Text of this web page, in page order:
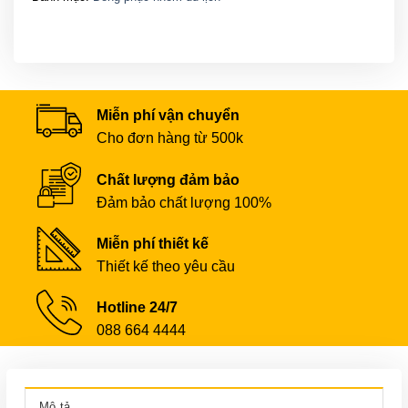
Miễn phí vận chuyển
Cho đơn hàng từ 500k
Chất lượng đảm bảo
Đảm bảo chất lượng 100%
Miễn phí thiết kế
Thiết kế theo yêu cầu
Hotline 24/7
088 664 4444